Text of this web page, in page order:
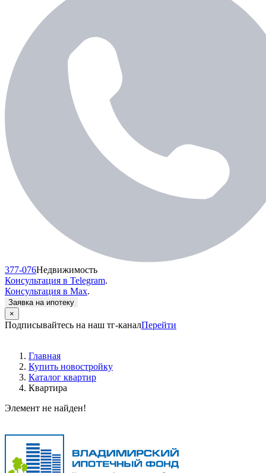
377-076Недвижимость
Консультация в Telegram.
Консультация в Max.
Заявка на ипотеку
×
Подписывайтесь на наш тг-каналПерейти
Главная
Купить новостройку
Каталог квартир
Квартира
Элемент не найден!